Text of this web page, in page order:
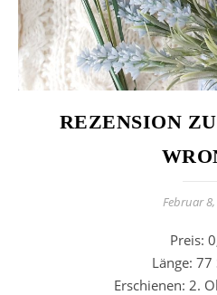
REZENSION
Februar
Preis:
Länge: 77
Erschienen: 2.